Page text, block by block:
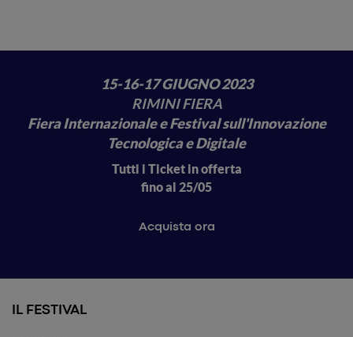
15-16-17 GIUGNO 2023
RIMINI FIERA
Fiera Internazionale e Festival sull'Innovazione
Tecnologica e Digitale
Tutti i Ticket in offerta
fino al 25/05
Acquista ora
IL FESTIVAL